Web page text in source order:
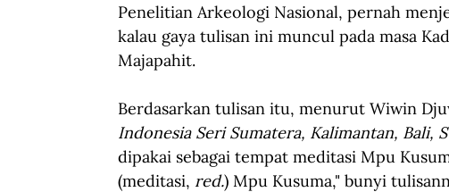
Penelitian Arkeologi Nasional, pernah
kalau gaya tulisan ini muncul pada masa
Majapahit.
Berdasarkan tulisan itu, menurut Wiwin
Indonesia Seri Sumatera, Kalimantan, Bali,
dipakai sebagai tempat meditasi Mpu
(meditasi, red.) Mpu Kusuma," bunyi